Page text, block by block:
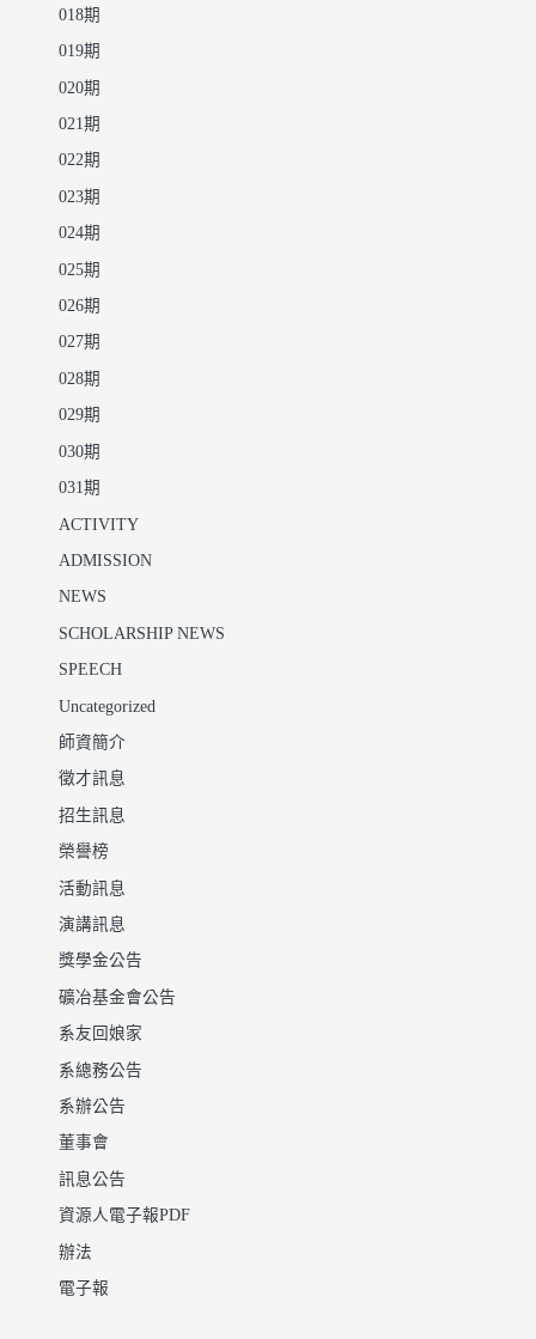
018期
019期
020期
021期
022期
023期
024期
025期
026期
027期
028期
029期
030期
031期
ACTIVITY
ADMISSION
NEWS
SCHOLARSHIP NEWS
SPEECH
Uncategorized
師資簡介
徵才訊息
招生訊息
榮譽榜
活動訊息
演講訊息
獎學金公告
礦冶基金會公告
系友回娘家
系總務公告
系辦公告
董事會
訊息公告
資源人電子報PDF
辦法
電子報